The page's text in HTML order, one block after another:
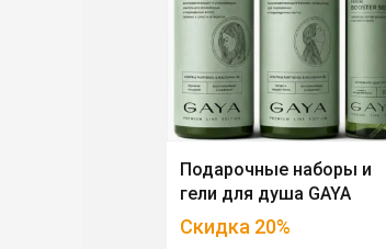
Подарочные наборы и
гели для душа GAYA
Скидка 20%